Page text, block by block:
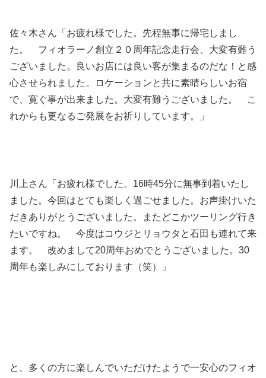
佐々木さん「お疲れ様でした。先程無事に帰宅しまし
た。 フィオラーノ創立２０周年記念走行会、大変有難う
ございました。良いお店には良い客が集まるのだな！と感
心させられました。ロケーションと共に素晴らしいお宿
で、寛ぐ事が出来ました。大変有難うございました。 こ
れからも更なるご発展をお祈りしています。」
川上さん「お疲れ様でした。16時45分に無事到着いたし
ました。今回はとても楽しく過ごせました。お声掛けいた
だきありがとうございました。またどこかツーリング行き
たいですね。 今度はコウジとリョウタと石田も連れて来
ます。 改めまして20周年おめでとうございました。30
周年も楽しみにしております（笑）」
と、多くの方に楽しんでいただけたようで一安心のフィオ